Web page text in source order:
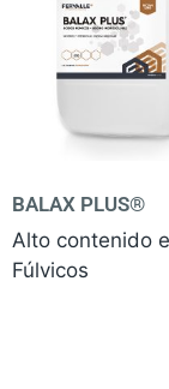
BALAX PLUS®
Alto contenido
Fúlvicos